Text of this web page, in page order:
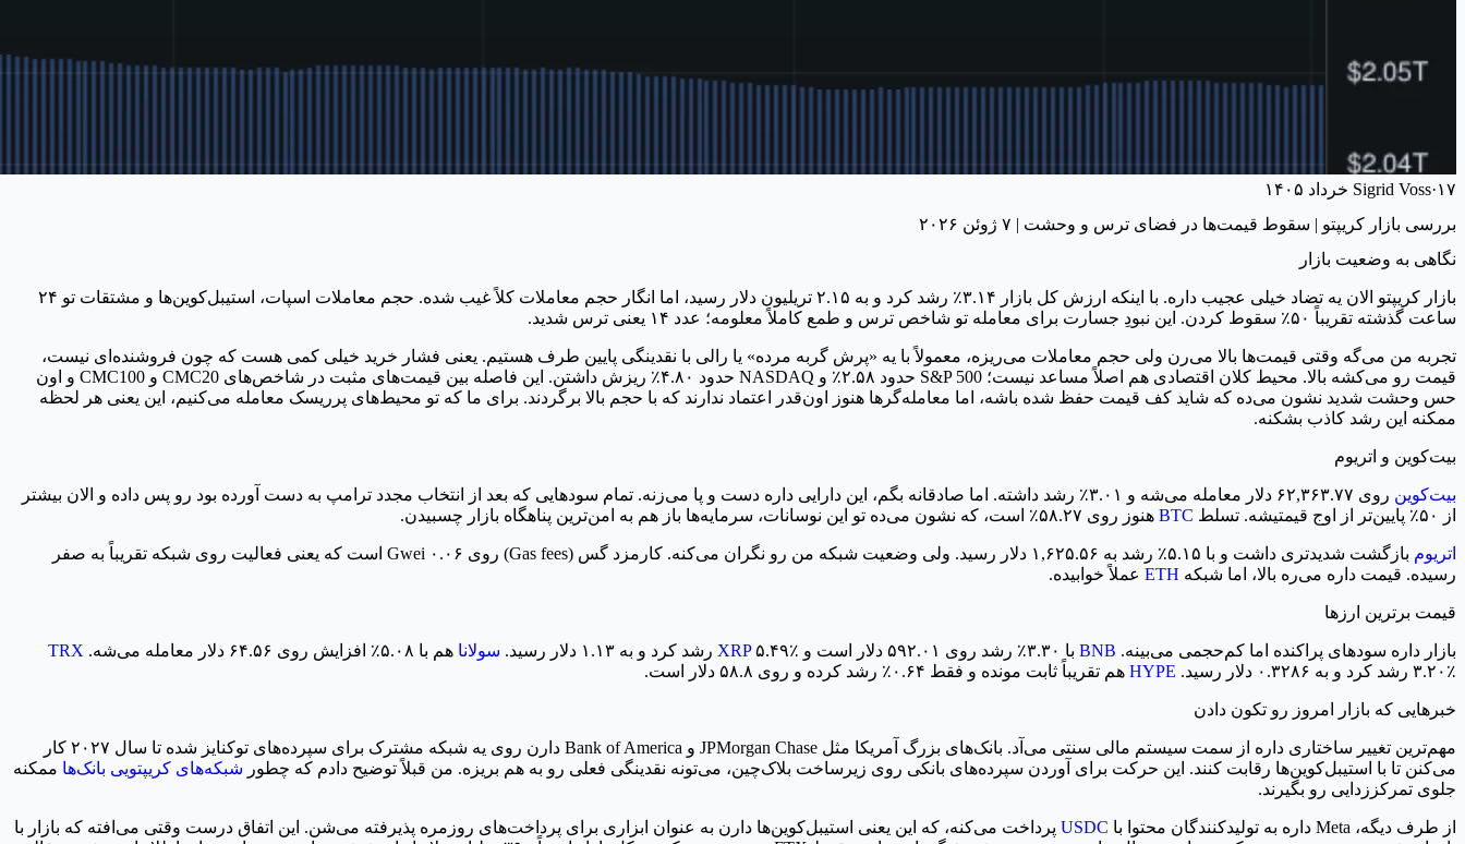
Sigrid Voss·۱۷ خرداد ۱۴۰۵
بررسی بازار کریپتو | سقوط قیمت‌ها در فضای ترس و وحشت | ۷ ژوئن ۲۰۲۶
نگاهی به وضعیت بازار
بازار کریپتو الان یه تضاد خیلی عجیب داره. با اینکه ارزش کل بازار ۳.۱۴٪ رشد کرد و به ۲.۱۵ تریلیون دلار رسید، اما انگار حجم معاملات کلاً غیب شده. حجم معاملات اسپات، استیبل‌کوین‌ها و مشتقات تو ۲۴
ساعت گذشته تقریباً ۵۰٪ سقوط کردن. این نبودِ جسارت برای معامله تو شاخص ترس و طمع کاملاً معلومه؛ عدد ۱۴ یعنی ترس شدید.
تجربه من می‌گه وقتی قیمت‌ها بالا می‌رن ولی حجم معاملات می‌ریزه، معمولاً با یه «پرش گربه مرده» یا رالی با نقدینگی پایین طرف هستیم. یعنی فشار خرید خیلی کمی هست که چون فروشنده‌ای نیست،
قیمت رو می‌کشه بالا. محیط کلان اقتصادی هم اصلاً مساعد نیست؛ S&P 500 حدود ۲.۵۸٪ و NASDAQ حدود ۴.۸۰٪ ریزش داشتن. این فاصله بین قیمت‌های مثبت در شاخص‌های CMC20 و CMC100 و اون
حس وحشت شدید نشون می‌ده که شاید کف قیمت حفظ شده باشه، اما معامله‌گرها هنوز اون‌قدر اعتماد ندارند که با حجم بالا برگردند. برای ما که تو محیط‌های پرریسک معامله می‌کنیم، این یعنی هر لحظه
ممکنه این رشد کاذب بشکنه.
بیت‌کوین و اتریوم
بیت‌کوین
روی ۶۲,۳۶۳.۷۷ دلار معامله می‌شه و ۳.۰۱٪ رشد داشته. اما صادقانه بگم، این دارایی داره دست و پا می‌زنه. تمام سودهایی که بعد از انتخاب مجدد ترامپ به دست آورده بود رو پس داده و الان بیشتر
از ۵۰٪ پایین‌تر از اوج قیمتیشه. تسلط
BTC هنوز روی ۵۸.۲۷٪ است، که نشون می‌ده تو این نوسانات، سرمایه‌ها باز هم به امن‌ترین پناهگاه بازار چسبیدن.
اتریوم
بازگشت شدیدتری داشت و با ۵.۱۵٪ رشد به ۱,۶۲۵.۵۶ دلار رسید. ولی وضعیت شبکه من رو نگران می‌کنه. کارمزد گس (Gas fees) روی ۰.۰۶ Gwei است که یعنی فعالیت روی شبکه تقریباً به صفر
رسیده. قیمت داره می‌ره بالا، اما شبکه ETH عملاً خوابیده.
قیمت برترین ارزها
بازار داره سودهای پراکنده اما کم‌حجمی می‌بینه. BNB با ۳.۳۰٪ رشد روی ۵۹۲.۰۱ دلار است و XRP۵.۴۹٪ رشد کرد و به ۱.۱۳ دلار رسید. سولانا هم با ۵.۰۸٪ افزایش روی ۶۴.۵۶ دلار معامله می‌شه.
TRX
۳.۲۰٪ رشد کرد و به ۰.۳۲۸۶ دلار رسید.
HYPE هم تقریباً ثابت مونده و فقط ۰.۶۴٪ رشد کرده و روی ۵۸.۸ دلار است.
خبرهایی که بازار امروز رو تکون دادن
مهم‌ترین تغییر ساختاری داره از سمت سیستم مالی سنتی می‌آد. بانک‌های بزرگ آمریکا مثل JPMorgan Chase و Bank of America دارن روی یه شبکه مشترک برای سپرده‌های توکنایز شده تا سال ۲۰۲۷ کار
می‌کنن تا با استیبل‌کوین‌ها رقابت کنند. این حرکت برای آوردن سپرده‌های بانکی روی زیرساخت بلاک‌چین، می‌تونه نقدینگی فعلی رو به هم بریزه. من قبلاً توضیح دادم که چطور شبکه‌های کریپتویی بانک‌ها ممکنه
جلوی تمرکززدایی رو بگیرند.
از طرف دیگه، Meta داره به تولید‌کنندگان محتوا با USDC پرداخت می‌کنه، که این یعنی استیبل‌کوین‌ها دارن به عنوان ابزاری برای پرداخت‌های روزمره پذیرفته می‌شن. این اتفاق درست وقتی می‌افته که بازار با